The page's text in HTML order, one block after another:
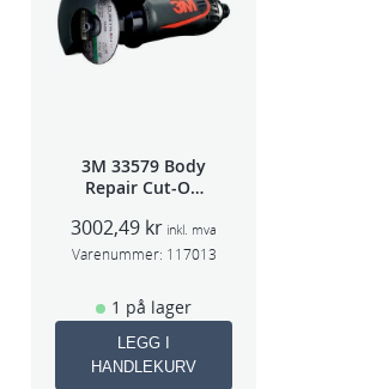
3M 33579 Body
Repair Cut-Off
75mm
3002,49 kr inkl. mva
Varenummer: 117013
1 på lager
LEGG I
HANDLEKURV